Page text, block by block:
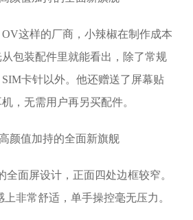
这样的厂商，小辣椒在制作成本
从包装配件里就能看出，除了常规
卡针以外。他还赠送了屏幕贴
，无需用户再另买配件。
全面屏设计，正面四处边框较窄。
非常舒适，单手操控毫无压力。